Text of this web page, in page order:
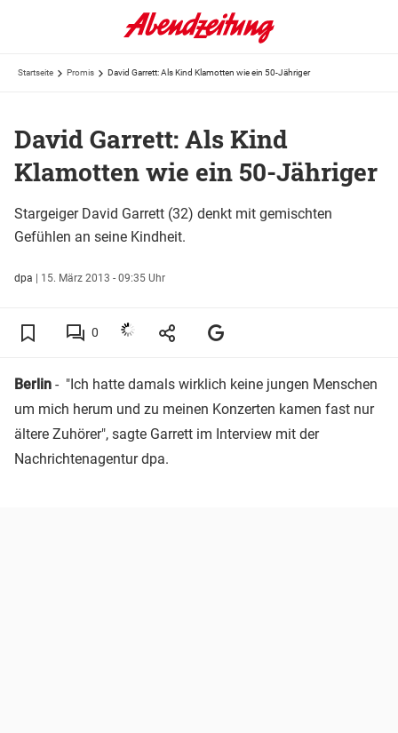
Startseite Promis David Garrett: Als Kind Klamotten wie ein 50-Jähriger
David Garrett: Als Kind
Klamotten wie ein 50-Jähriger
Stargeiger David Garrett (32) denkt mit gemischten
Gefühlen an seine Kindheit.
dpa | 15. März 2013 - 09:35 Uhr
0
Berlin - "Ich hatte damals wirklich keine jungen Menschen
um mich herum und zu meinen Konzerten kamen fast nur
ältere Zuhörer", sagte Garrett im Interview mit der
Nachrichtenagentur dpa.